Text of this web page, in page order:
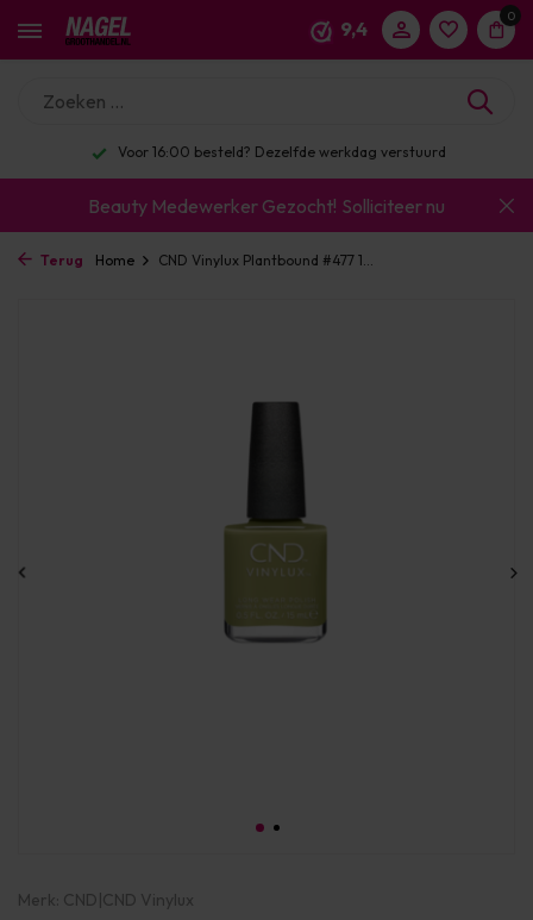
9,4
0
Voor 16:00 besteld? Dezelfde werkdag verstuurd
Beauty Medewerker Gezocht! Solliciteer nu
Terug Home CND Vinylux Plantbound #477 1...
Merk: CND|CND Vinylux